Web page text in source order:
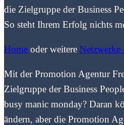
die Zielgruppe der Business
So steht Ihrem Erfolg nichts
Home oder weitere Netzwerke
Mit der Promotion Agentur
Zielgruppe der Business
busy manic monday? Daran
ändern, aber die Promotion